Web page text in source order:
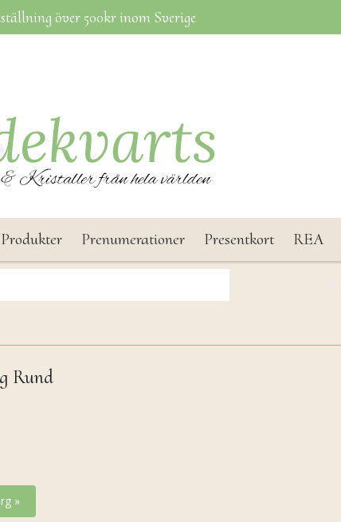
över 500kr inom Sverige
Prenumerationer Presentkort REA
Rund
»